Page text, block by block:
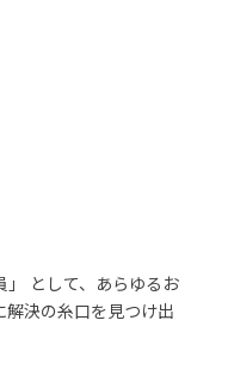
として、あらゆるお
決の糸口を見つけ出